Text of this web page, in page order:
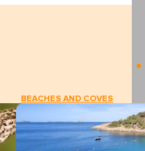
BEACHES AND COVES